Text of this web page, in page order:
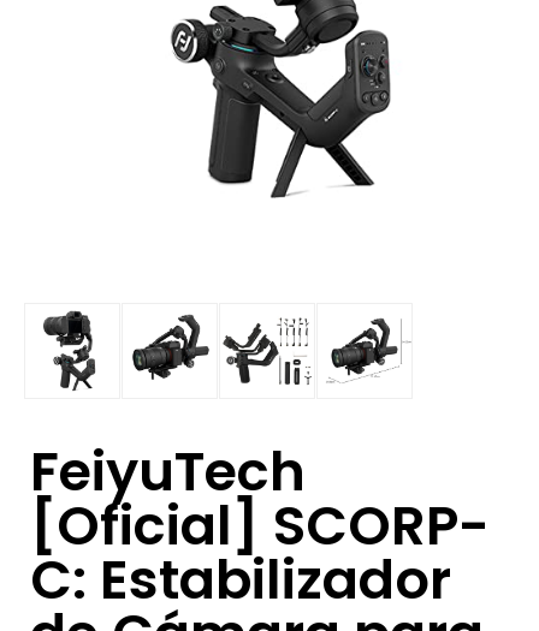
FeiyuTech
[Oficial] SCORP-
C: Estabilizador